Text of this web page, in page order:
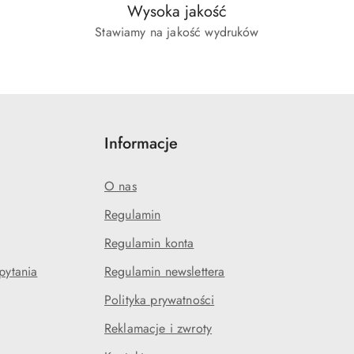
Wysoka jakość
Stawiamy na jakość wydruków
Informacje
O nas
Regulamin
Regulamin konta
Regulamin newslettera
Polityka prywatności
Reklamacje i zwroty